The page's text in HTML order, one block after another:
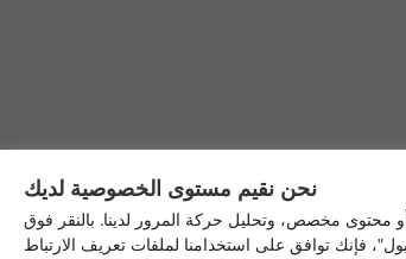
نحن نقيم مستوى الخصوصية لديك
محتوى مخصص، وتحليل حركة المرور لدينا. بالنقر فوق